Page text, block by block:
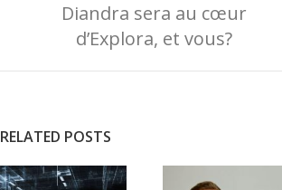
Diandra sera au cœur
d’Explora, et vous?
RELATED POSTS